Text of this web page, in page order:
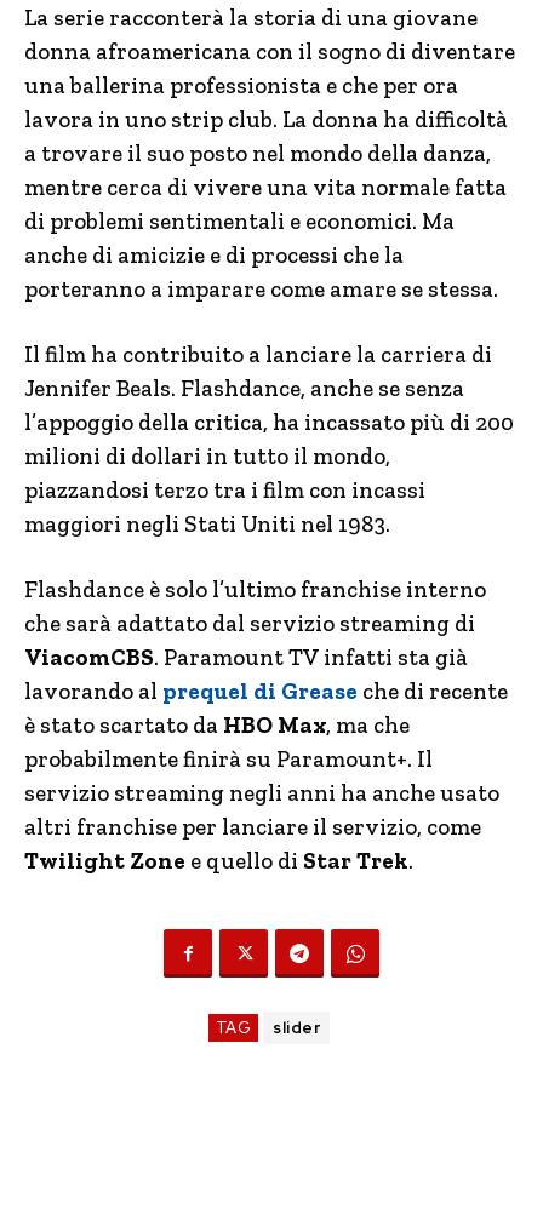
La serie racconterà la storia di una giovane
donna afroamericana con il sogno di diventare
una ballerina professionista e che per ora
lavora in uno strip club. La donna ha difficoltà
a trovare il suo posto nel mondo della danza,
mentre cerca di vivere una vita normale fatta
di problemi sentimentali e economici. Ma
anche di amicizie e di processi che la
porteranno a imparare come amare se stessa.
Il film ha contribuito a lanciare la carriera di
Jennifer Beals. Flashdance, anche se senza
l’appoggio della critica, ha incassato più di 200
milioni di dollari in tutto il mondo,
piazzandosi terzo tra i film con incassi
maggiori negli Stati Uniti nel 1983.
Flashdance è solo l’ultimo franchise interno
che sarà adattato dal servizio streaming di
ViacomCBS. Paramount TV infatti sta già
lavorando al prequel di Grease che di recente
è stato scartato da HBO Max, ma che
probabilmente finirà su Paramount+. Il
servizio streaming negli anni ha anche usato
altri franchise per lanciare il servizio, come
Twilight Zone e quello di Star Trek.
TAG slider